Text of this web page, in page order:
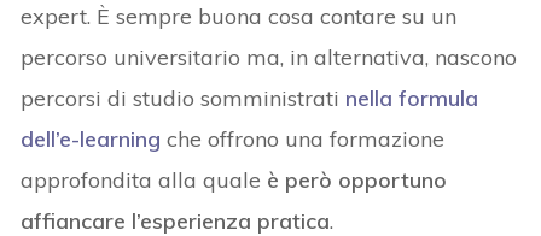
expert. È sempre buona cosa contare su un
percorso universitario ma, in alternativa, nascono
percorsi di studio somministrati nella formula
dell’e-learning che offrono una formazione
approfondita alla quale è però opportuno
affiancare l’esperienza pratica.